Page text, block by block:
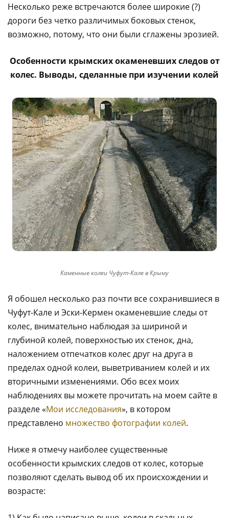
Несколько реже встречаются более широкие (?)
дороги без четко различимых боковых стенок,
возможно, потому, что они были сглажены эрозией.
Особенности крымских окаменевших следов от
колес. Выводы, сделанные при изучении колей
Каменные колеи Чуфут-Кале в Крыму
Я обошел несколько раз почти все сохранившиеся в
Чуфут-Кале и Эски-Кермен окаменевшие следы от
колес, внимательно наблюдая за шириной и
глубиной колей, поверхностью их стенок, дна,
наложением отпечатков колес друг на друга в
пределах одной колеи, выветриванием колей и их
вторичными изменениями. Обо всех моих
наблюдениях вы можете прочитать на моем сайте в
разделе «Мои исследования», в котором
представлено множество фотографии колей.
Ниже я отмечу наиболее существенные
особенности крымских следов от колес, которые
позволяют сделать вывод об их происхождении и
возрасте: